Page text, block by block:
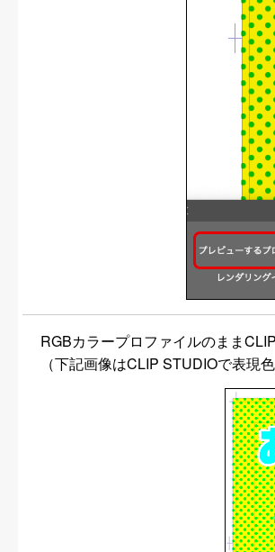
RGBカラープロファイルのまま
（下記画像はCLIP STUDIOで表現